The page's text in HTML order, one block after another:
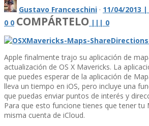
Gustavo Franceschini · 11/04/2013 |
0 0 COMPÁRTELO | | | 0
Apple finalmente trajo su aplicación de
actualización de OS X Mavericks. La
que puedes esperar de la aplicación de
lleva un tiempo en iOS, pero incluye una
que puedas enviar puntos de interés y
Para que esto funcione tienes que tener tu
misma cuenta de iCloud.